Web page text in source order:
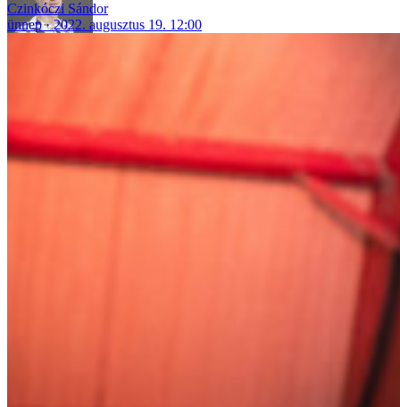
Czinkóczi Sándor
ünnep
2022. augusztus 19. 12:00